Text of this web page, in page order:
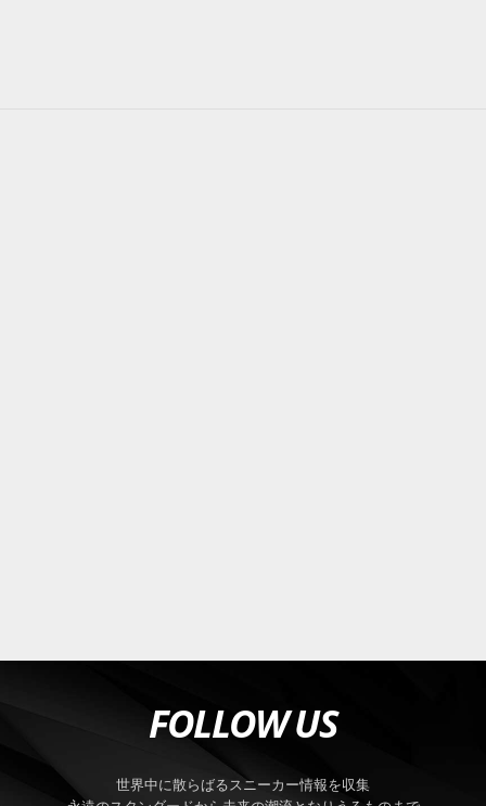
FOLLOW US
世界中に散らばるスニーカー情報を収集